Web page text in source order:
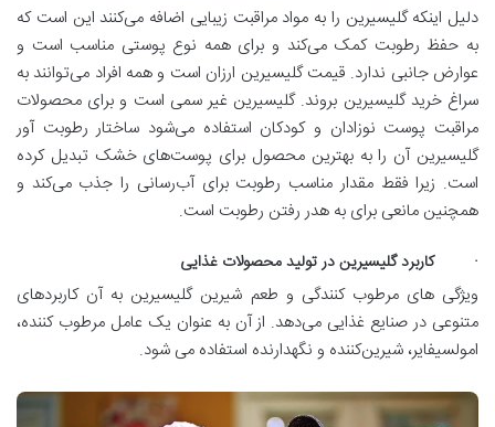
دلیل اینکه گلیسیرین را به مواد مراقبت زیبایی اضافه می‌کنند این است که
به حفظ رطوبت کمک می‌کند و برای همه نوع پوستی مناسب است و
عوارض جانبی ندارد. قیمت گلیسیرین ارزان است و همه افراد می‌توانند به
سراغ خرید گلیسیرین بروند. گلیسیرین غیر سمی است و برای محصولات
مراقبت پوست نوزادان و کودکان استفاده می‌شود ساختار رطوبت آور
گلیسیرین آن را به بهترین محصول برای پوست‌های خشک تبدیل کرده
است. زیرا فقط مقدار مناسب رطوبت برای آب‌رسانی را جذب می‌کند و
همچنین مانعی برای به هدر رفتن رطوبت است.
· کاربرد گلیسیرین در تولید محصولات غذایی
ویژگی های مرطوب کنندگی و طعم شیرین گلیسیرین به آن کاربردهای
متنوعی در صنایع غذایی می‌دهد. از آن به عنوان یک عامل مرطوب کننده،
امولسیفایر، شیرین‌کننده و نگهدارنده استفاده می شود.